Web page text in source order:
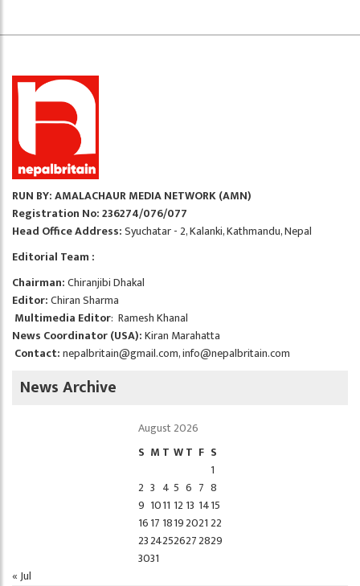
RUN BY: AMALACHAUR MEDIA NETWORK (AMN)
Registration No: 236274/076/077
Head Office Address:Syuchatar - 2, Kalanki, Kathmandu, Nepal
Editorial Team :
Chairman:Chiranjibi Dhakal
Editor:Chiran Sharma
Multimedia Editor: Ramesh Khanal
News Coordinator (USA):Kiran Marahatta
Contact:nepalbritain@gmail.com,info@nepalbritain.com
News Archive
August 2026
S M T WT F S
1
2 3 4 5 6 7 8
9 1011 12 13 1415
1617 1819202122
23242526272829
3031
« Jul